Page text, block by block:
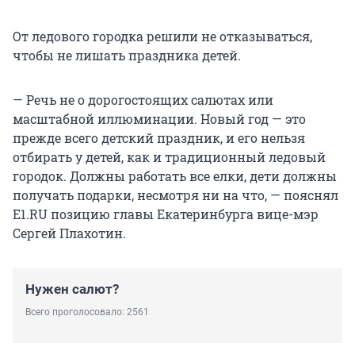
От ледового городка решили не отказываться,
чтобы не лишать праздника детей.
— Речь не о дорогостоящих салютах или
масштабной иллюминации. Новый год — это
прежде всего детский праздник, и его нельзя
отбирать у детей, как и традиционный ледовый
городок. Должны работать все елки, дети должны
получать подарки, несмотря ни на что, — пояснял
Е1.RU позицию главы Екатеринбурга вице-мэр
Сергей Плахотин.
Нужен салют?
Всего проголосовало: 2561